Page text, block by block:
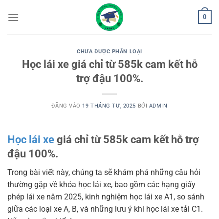
qua
0
CHƯA ĐƯỢC PHÂN LOẠI
Học lái xe giá chỉ từ 585k cam kết hỗ
trợ đậu 100%.
ĐĂNG VÀO 19 THÁNG TƯ, 2025 BỞI ADMIN
Học lái xegiá chỉ từ 585k cam kết hỗ trợ
đậu 100%.
Trong bài viết này, chúng ta sẽ khám phá những câu hỏi
thường gặp về khóa học lái xe, bao gồm các hạng giấy
phép lái xe năm 2025, kinh nghiệm học lái xe A1, so sánh
giữa các loại xe A, B, và những lưu ý khi học lái xe tải C1.